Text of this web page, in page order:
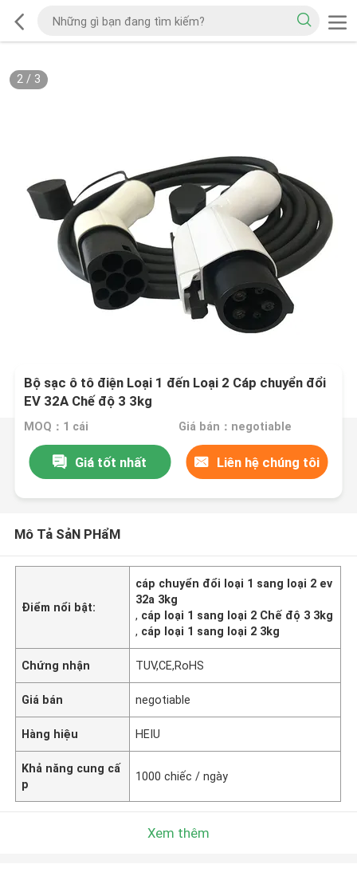
2/ 3
Bộ sạc ô tô điện Loại 1 đến Loại 2 Cáp chuyển đổi
EV 32A Chế độ 3 3kg
MOQ：1 cái Giá bán：negotiable
Giá tốt nhất Liên hệ chúng tôi
Mô Tả SảN PHẩM
Điểm nổi bật:
cáp chuyển đổi loại 1 sang loại 2 ev
32a 3kg
, cáp loại 1 sang loại 2 Chế độ 3 3kg
, cáp loại 1 sang loại 2 3kg
Chứng nhận TUV,CE,RoHS
Giá bán negotiable
Hàng hiệu HEIU
Khả năng cung cấ
p
1000 chiếc / ngày
Xem thêm